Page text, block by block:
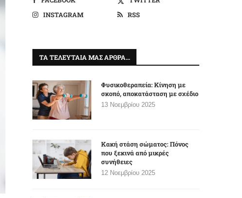
INSTAGRAM
RSS
ΤΑ ΤΕΛΕΥΤΑΊΑ ΜΑΣ ΆΡΘΡΑ…
Φυσικοθεραπεία: Κίνηση με
σκοπό, αποκατάσταση με σχέδιο
13 Νοεμβρίου 2025
Κακή στάση σώματος: Πόνος
που ξεκινά από μικρές
συνήθειες
12 Νοεμβρίου 2025